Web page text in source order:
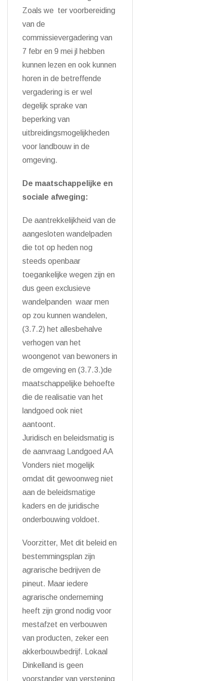
Zoals we ter voorbereiding
van de
commissievergadering van
7 febr en 9 mei jl hebben
kunnen lezen en ook kunnen
horen in de betreffende
vergadering is er wel
degelijk sprake van
beperking van
uitbreidingsmogelijkheden
voor landbouw in de
omgeving.
De maatschappelijke en
sociale afweging:
De aantrekkelijkheid van de
aangesloten wandelpaden
die tot op heden nog
steeds openbaar
toegankelijke wegen zijn en
dus geen exclusieve
wandelpanden waar men
op zou kunnen wandelen,
(3.7.2) het allesbehalve
verhogen van het
woongenot van bewoners in
de omgeving en (3.7.3.)de
maatschappelijke behoefte
die de realisatie van het
landgoed ook niet
aantoont.
Juridisch en beleidsmatig is
de aanvraag Landgoed AA
Vonders niet mogelijk
omdat dit gewoonweg niet
aan de beleidsmatige
kaders en de juridische
onderbouwing voldoet.
Voorzitter, Met dit beleid en
bestemmingsplan zijn
agrarische bedrijven de
pineut. Maar iedere
agrarische onderneming
heeft zijn grond nodig voor
mestafzet en verbouwen
van producten, zeker een
akkerbouwbedrijf. Lokaal
Dinkelland is geen
voorstander van verstening